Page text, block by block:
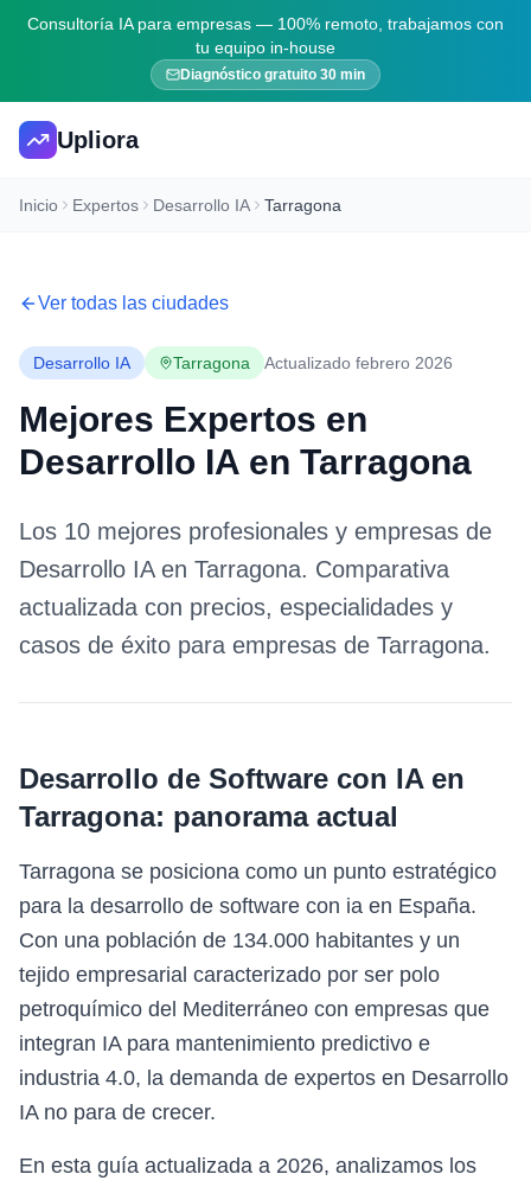
Consultoría IA para empresas — 100% remoto, trabajamos con
tu equipo in-house
Diagnóstico gratuito 30 min
Upliora
Inicio Expertos Desarrollo IA Tarragona
Ver todas las ciudades
Desarrollo IA Tarragona Actualizado febrero 2026
Mejores Expertos en
Desarrollo IA en Tarragona
Los 10 mejores profesionales y empresas de
Desarrollo IAen Tarragona. Comparativa
actualizada con precios, especialidades y
casos de éxito para empresas de Tarragona.
Desarrollo de Software con IAen
Tarragona: panorama actual
Tarragona se posiciona como un punto estratégico
para la desarrollo de software con ia en España.
Con una población de 134.000 habitantes y un
tejido empresarial caracterizado por ser polo
petroquímico del Mediterráneo con empresas que
integran IA para mantenimiento predictivo e
industria 4.0, la demanda de expertos en Desarrollo
IA no para de crecer.
En esta guía actualizada a 2026, analizamos los